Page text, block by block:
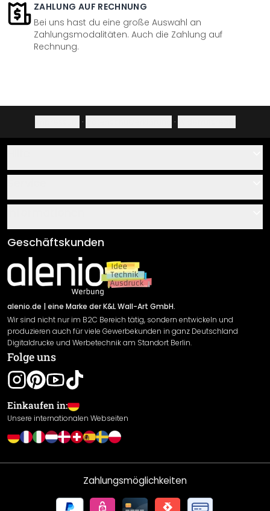
ZAHLUNG AUF RECHNUNG
Bei uns hast du eine große Auswahl an
Zahlungsmodalitäten. Auch die Zahlung auf
Rechnung.
· ·
Über uns
Klebe- und Montageanleitungen
Newsletter An-/Abmeldung
Sendungsverfolgung
AGB
Impressum
Versand & Zahlung
Rücksendung
Widerrufsrecht
Datenschutzerklärung
Gewährleistung
Leistungserklärung / CE-Zeichen
Cookie Einstellungen
Geschäftskunden
alenio.de | eine Marke der K&L Wall-Art GmbH.
Wir sind nicht nur im B2C Bereich tätig, sondern entwickeln und
produzieren auch für viele Gewerbekunden in ganz Deutschland
Digitaldrucke und Werbetechnik am Standort Berlin.
Folge uns
Einkaufen in:
Unsere internationalen Webseiten
Zahlungsmöglichkeiten